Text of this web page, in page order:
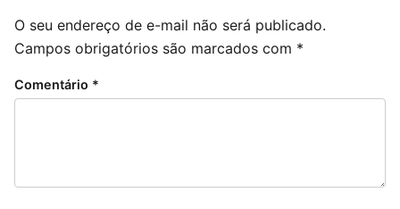
O seu endereço de e-mail não será publicado.
Campos obrigatórios são marcados com *
Comentário *